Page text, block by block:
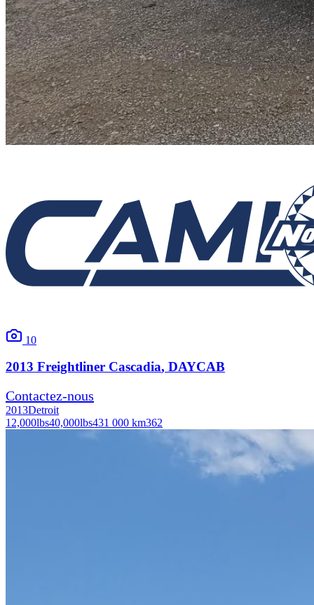
10
2013 Freightliner Cascadia, DAYCAB
Contactez-nous
2013Detroit
12,000lbs40,000lbs431 000 km362